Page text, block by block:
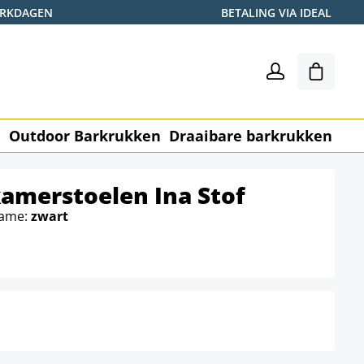
BETALING VIA IDEAL
Outdoor Barkrukken Draaibare barkrukken
Ina Stof
zwart